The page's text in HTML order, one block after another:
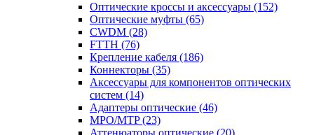
Оптические кроссы и аксессуары (152)
Оптические муфты (65)
CWDM (28)
FTTH (76)
Крепление кабеля (186)
Коннекторы (35)
Аксессуары для компонентов оптических
систем (14)
Адаптеры оптические (46)
MPO/MTP(23)
Аттенюаторы оптические (20)